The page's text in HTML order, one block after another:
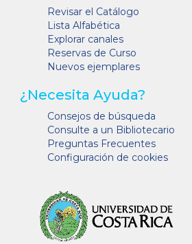
Revisar el Catálogo
Lista Alfabética
Explorar canales
Reservas de Curso
Nuevos ejemplares
¿Necesita Ayuda?
Consejos de búsqueda
Consulte a un Bibliotecario
Preguntas Frecuentes
Configuración de cookies